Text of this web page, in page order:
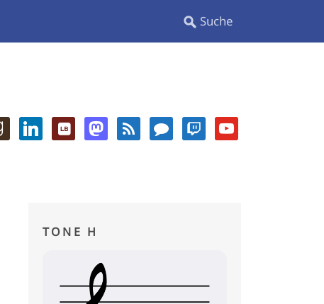
TONE H